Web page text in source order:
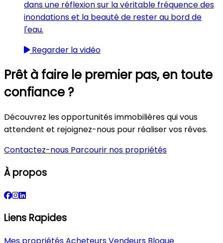
dans une réflexion sur la véritable fréquence des
inondations et la beauté de rester au bord de
l'eau.
Regarder la vidéo
Prêt à faire le premier pas, en toute
confiance ?
Découvrez les opportunités immobilières qui vous
attendent et rejoignez-nous pour réaliser vos rêves.
Contactez-nous Parcourir nos propriétés
À propos
Liens Rapides